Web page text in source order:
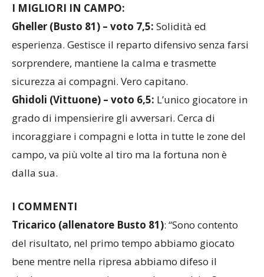
I MIGLIORI IN CAMPO:
Gheller (Busto 81) – voto 7,5: Solidità ed
esperienza. Gestisce il reparto difensivo senza farsi
sorprendere, mantiene la calma e trasmette
sicurezza ai compagni. Vero capitano.
Ghidoli (Vittuone) – voto 6,5: L’unico giocatore in
grado di impensierire gli avversari. Cerca di
incoraggiare i compagni e lotta in tutte le zone del
campo, va più volte al tiro ma la fortuna non è
dalla sua.
I COMMENTI
Tricarico (allenatore Busto 81): “Sono contento
del risultato, nel primo tempo abbiamo giocato
bene mentre nella ripresa abbiamo difeso il